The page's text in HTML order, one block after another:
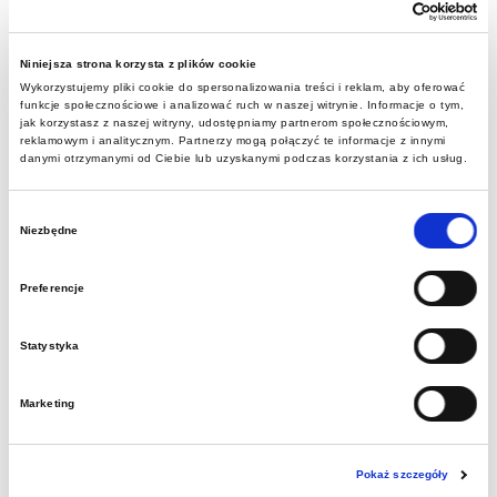
Niniejsza strona korzysta z plików cookie
Wykorzystujemy pliki cookie do spersonalizowania treści i reklam, aby oferować
funkcje społecznościowe i analizować ruch w naszej witrynie. Informacje o tym,
jak korzystasz z naszej witryny, udostępniamy partnerom społecznościowym,
reklamowym i analitycznym. Partnerzy mogą połączyć te informacje z innymi
danymi otrzymanymi od Ciebie lub uzyskanymi podczas korzystania z ich usług.
Niezbędne
Preferencje
Statystyka
Marketing
Pokaż szczegóły
Dziedzictwo jako
źródło odporności.
Podsumowujemy
udział w projekcie
RESILIAGE
2026-06-25
Jaką rolę może odegrać dziedzictwo